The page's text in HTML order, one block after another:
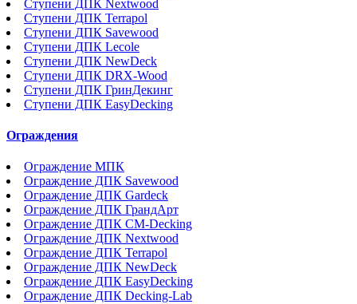
Ступени ДПК Nextwood
Ступени ДПК Terrapol
Ступени ДПК Savewood
Ступени ДПК Lecole
Ступени ДПК NewDeck
Ступени ДПК DRX-Wood
Ступени ДПК ГринДекинг
Ступени ДПК EasyDecking
Ограждения
Ограждение МПК
Ограждение ДПК Savewood
Ограждение ДПК Gardeck
Ограждение ДПК ГрандАрт
Ограждение ДПК CM-Decking
Ограждение ДПК Nextwood
Ограждение ДПК Terrapol
Ограждение ДПК NewDeck
Ограждение ДПК EasyDecking
Ограждение ДПК Decking-Lab